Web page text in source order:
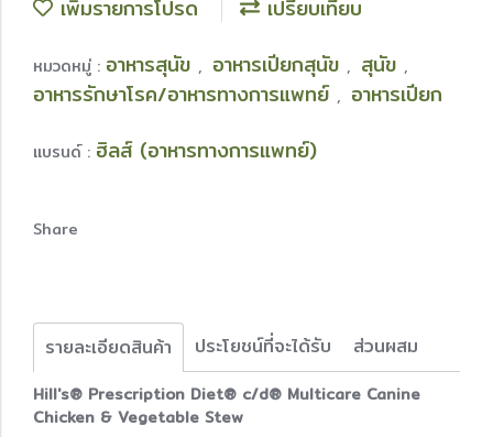
เพิ่มรายการโปรด เปรียบเทียบ
หมวดหมู่ : อาหารสุนัข , อาหารเปียกสุนัข , สุนัข ,
อาหารรักษาโรค/อาหารทางการแพทย์ , อาหารเปียก
แบรนด์ : ฮิลส์ (อาหารทางการแพทย์)
Share
รายละเอียดสินค้า ประโยชน์ที่จะได้รับ ส่วนผสม
Hill's® Prescription Diet® c/d® Multicare Canine
Chicken & Vegetable Stew